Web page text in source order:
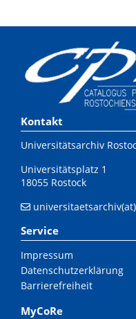
Kontakt
Universitätsarchiv
Universitätsplatz 1
18055 Rostock
Service
Impressum
Datenschutzerklärung
Barrierefreiheit
MyCoRe